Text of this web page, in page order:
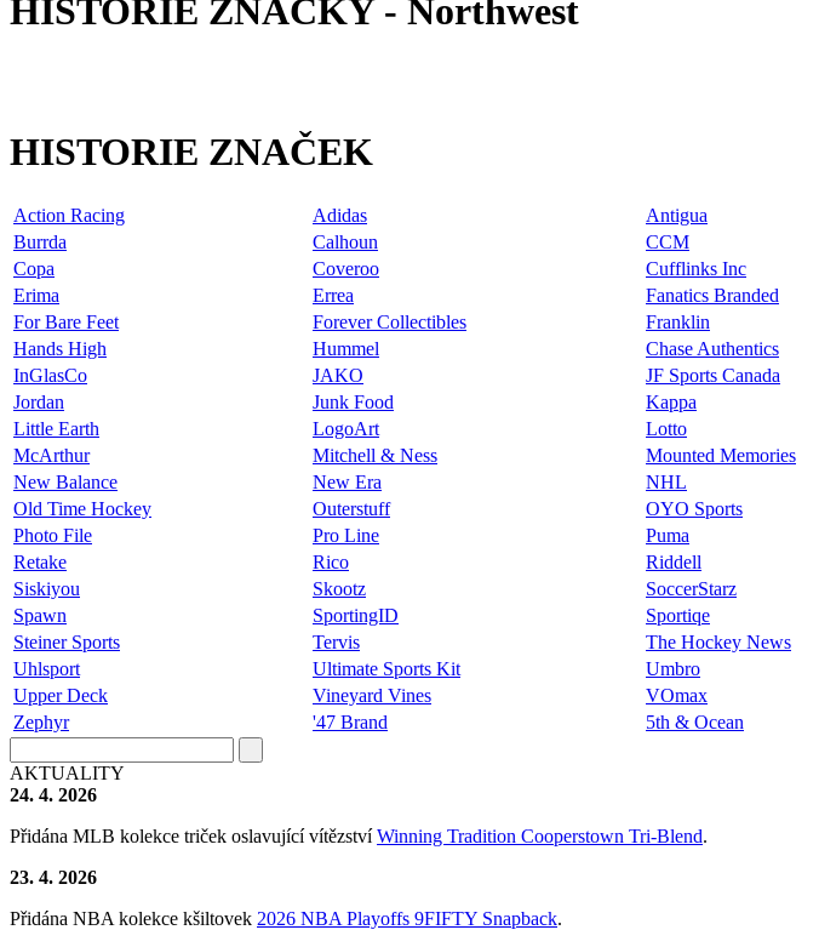
HISTORIE ZNAČKY - Northwest
HISTORIE ZNAČEK
Action Racing Adidas Antigua
Burrda
Calhoun CCM
Copa
Coveroo Cufflinks Inc
Erima
Errea Fanatics Branded
For Bare Feet
Forever Collectibles Franklin
Hands High
Hummel Chase Authentics
InGlasCo
JAKO JF Sports Canada
Jordan
Junk Food Kappa
Little Earth
LogoArt Lotto
McArthur
Mitchell & Ness Mounted Memories
New Balance
New Era NHL
Old Time Hockey
Outerstuff OYO Sports
Photo File
Pro Line Puma
Retake
Rico Riddell
Siskiyou
Skootz SoccerStarz
Spawn
SportingID Sportiqe
Steiner Sports
Tervis The Hockey News
Uhlsport
Ultimate Sports Kit Umbro
Upper Deck
Vineyard Vines VOmax
Zephyr
'47 Brand 5th & Ocean
AKTUALITY
24. 4. 2026
Přidána MLB kolekce triček oslavující vítězstvíWinning Tradition Cooperstown Tri-Blend.
23. 4. 2026
Přidána NBA kolekce kšiltovek 2026 NBA Playoffs 9FIFTY Snapback.